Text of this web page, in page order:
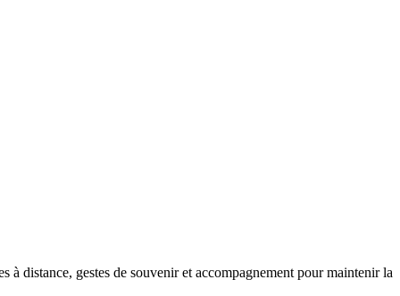
distance, gestes de souvenir et accompagnement pour maintenir la